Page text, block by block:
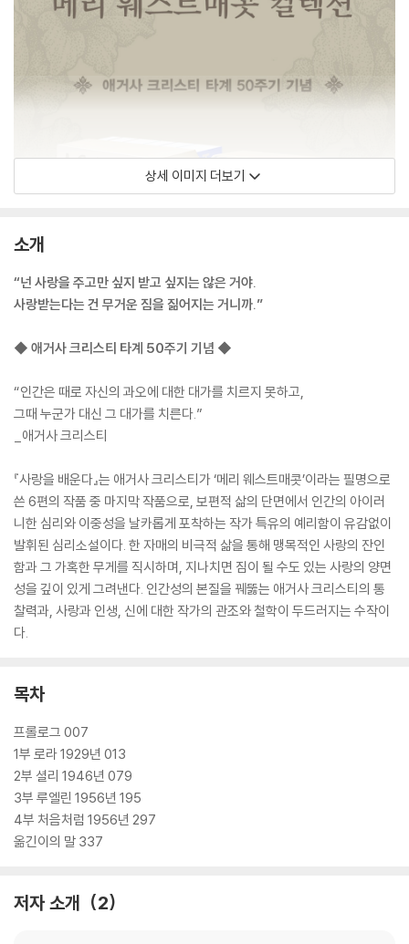
상세 이미지 더보기
소개
“넌 사랑을 주고만 싶지 받고 싶지는 않은 거야.
사랑받는다는 건 무거운 짐을 짊어지는 거니까.”
◆ 애거사 크리스티 타계 50주기 기념 ◆
“인간은 때로 자신의 과오에 대한 대가를 치르지 못하고,
그때 누군가 대신 그 대가를 치른다.”
_애거사 크리스티
『사랑을 배운다』는 애거사 크리스티가 ‘메리 웨스트매콧’이라는 필명으로
쓴 6편의 작품 중 마지막 작품으로, 보편적 삶의 단면에서 인간의 아이러
니한 심리와 이중성을 날카롭게 포착하는 작가 특유의 예리함이 유감없이
발휘된 심리소설이다. 한 자매의 비극적 삶을 통해 맹목적인 사랑의 잔인
함과 그 가혹한 무게를 직시하며, 지나치면 짐이 될 수도 있는 사랑의 양면
성을 깊이 있게 그려낸다. 인간성의 본질을 꿰뚫는 애거사 크리스티의 통
찰력과, 사랑과 인생, 신에 대한 작가의 관조와 철학이 두드러지는 수작이
다.
목차
프롤로그 007
1부 로라 1929년 013
2부 셜리 1946년 079
3부 루엘린 1956년 195
4부 처음처럼 1956년 297
옮긴이의 말 337
저자 소개 2